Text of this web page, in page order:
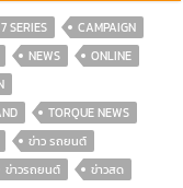
SERIES
CAMPAIGN
NEWS
ONLINE
TORQUE NEWS
ข่าว รถยนต์
ข่าวรถยนต์
ข่าวสด